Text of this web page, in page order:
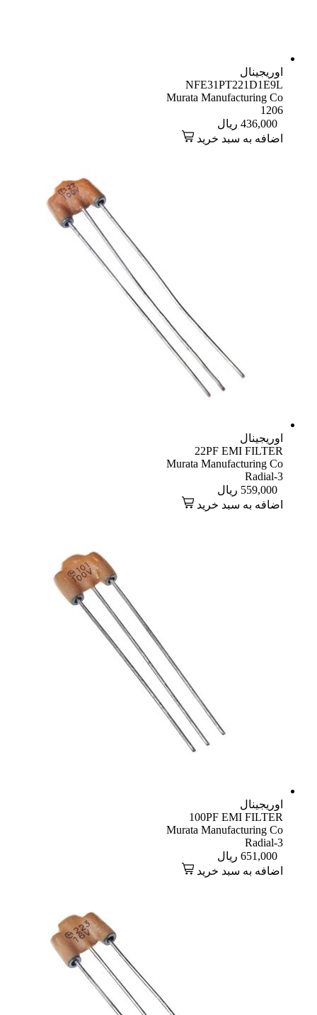
اوریجینال
NFE31PT221D1E9L
Murata Manufacturing Co
1206
436,000 ریال
اضافه به سبد خرید
اوریجینال
22PF EMI FILTER
Murata Manufacturing Co
Radial-3
559,000 ریال
اضافه به سبد خرید
اوریجینال
100PF EMI FILTER
Murata Manufacturing Co
Radial-3
651,000 ریال
اضافه به سبد خرید